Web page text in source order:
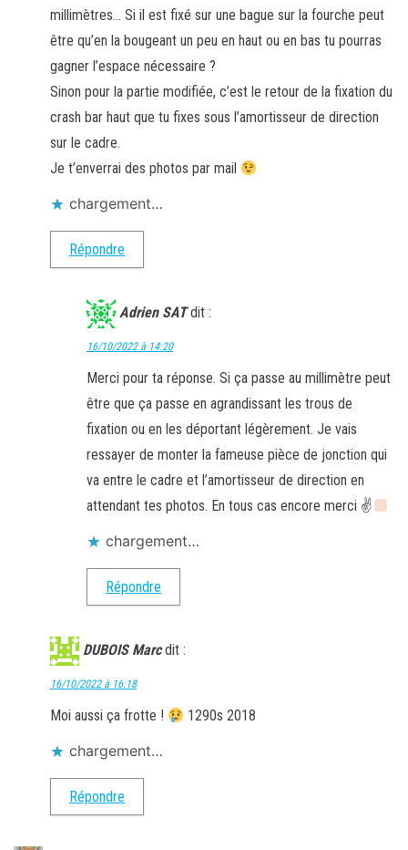
millimètres… Si il est fixé sur une bague sur la fourche peut
être qu’en la bougeant un peu en haut ou en bas tu pourras
gagner l’espace nécessaire ?
Sinon pour la partie modifiée, c’est le retour de la fixation du
crash bar haut que tu fixes sous l’amortisseur de direction
sur le cadre.
Je t’enverrai des photos par mail
chargement…
Répondre
Adrien SAT dit :
16/10/2022 à 14:20
Merci pour ta réponse. Si ça passe au millimètre peut
être que ça passe en agrandissant les trous de
fixation ou en les déportant légèrement. Je vais
ressayer de monter la fameuse pièce de jonction qui
va entre le cadre et l’amortisseur de direction en
attendant tes photos. En tous cas encore merci ✌
chargement…
Répondre
DUBOIS Marc dit :
16/10/2022 à 16:18
Moi aussi ça frotte ! 1290s 2018
chargement…
Répondre